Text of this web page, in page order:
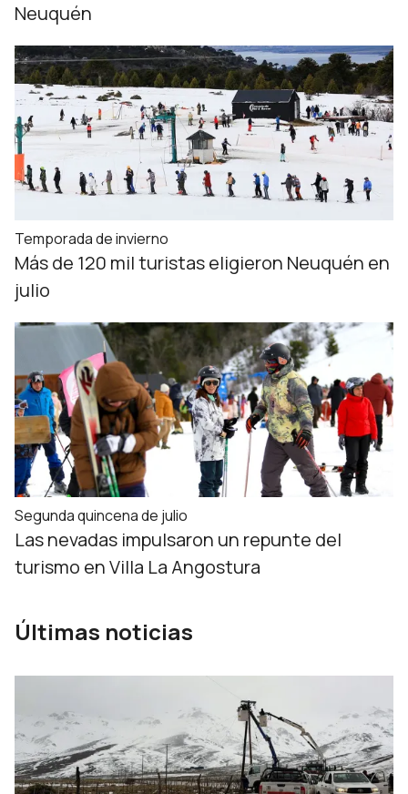
Neuquén
Temporada de invierno
Más de 120 mil turistas eligieron Neuquén en
julio
Segunda quincena de julio
Las nevadas impulsaron un repunte del
turismo en Villa La Angostura
Últimas noticias